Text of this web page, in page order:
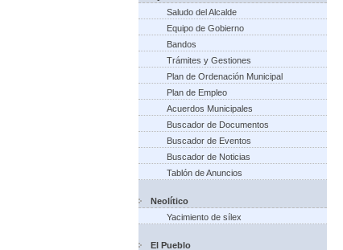
Saludo del Alcalde
Equipo de Gobierno
Bandos
Trámites y Gestiones
Plan de Ordenación Municipal
Plan de Empleo
Acuerdos Municipales
Buscador de Documentos
Buscador de Eventos
Buscador de Noticias
Tablón de Anuncios
Neolítico
Yacimiento de sílex
El Pueblo